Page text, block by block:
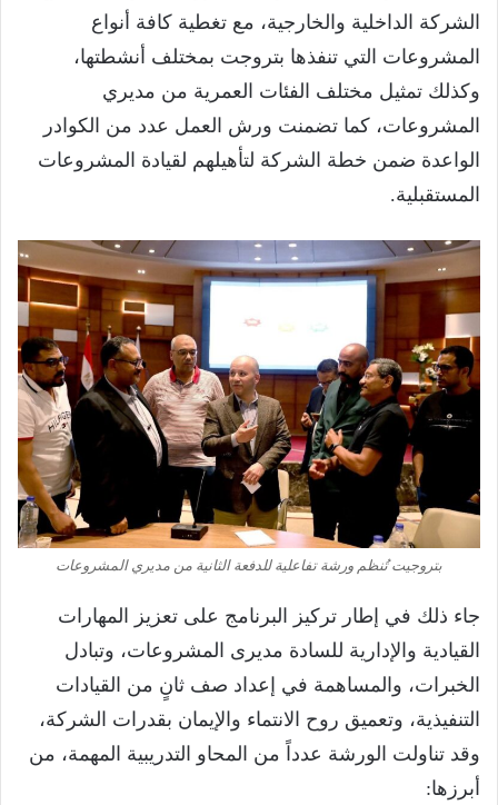
الشركة الداخلية والخارجية، مع تغطية كافة أنواع
المشروعات التي تنفذها بتروجت بمختلف أنشطتها،
وكذلك تمثيل مختلف الفئات العمرية من مديري
المشروعات، كما تضمنت ورش العمل عدد من الكوادر
الواعدة ضمن خطة الشركة لتأهيلهم لقيادة المشروعات
المستقبلية.
بتروجيت تُنظم ورشة تفاعلية للدفعة الثانية من مديري المشروعات
جاء ذلك في إطار تركيز البرنامج على تعزيز المهارات
القيادية والإدارية للسادة مديرى المشروعات، وتبادل
الخبرات، والمساهمة في إعداد صف ثانٍ من القيادات
التنفيذية، وتعميق روح الانتماء والإيمان بقدرات الشركة،
وقد تناولت الورشة عدداً من المحاو التدريبية المهمة، من
أبرزها: